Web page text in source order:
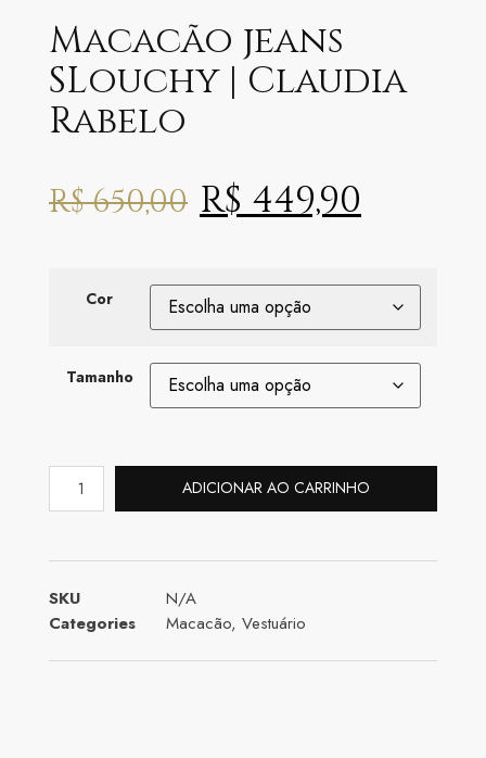
Macacão jeans
SLouchy | Claudia
Rabelo
R$650,00 R$449,90
Cor
Tamanho
ADICIONAR AO CARRINHO
SKU
N/A
Categories
Macacão, Vestuário